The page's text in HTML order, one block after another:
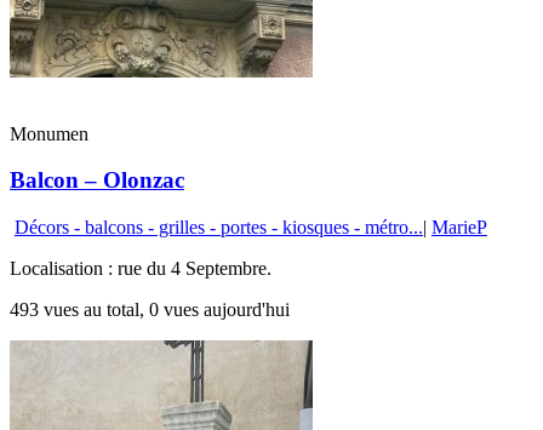
Monumen
Balcon – Olonzac
Décors - balcons - grilles - portes - kiosques - métro...| MarieP
Localisation : rue du 4 Septembre.
493 vues au total, 0 vues aujourd'hui